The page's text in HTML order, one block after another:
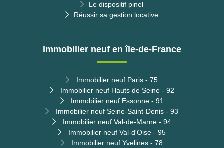
Le dispositif pinel
Réussir sa gestion locative
Immobilier neuf en île-de-France
Immobilier neuf Paris - 75
Immobilier neuf Hauts de Seine - 92
Immobilier neuf Essonne - 91
Immobilier neuf Seine-Saint-Denis - 93
Immobilier neuf Val-de-Marne - 94
Immobilier neuf Val-d'Oise - 95
Immobilier neuf Yvelines - 78